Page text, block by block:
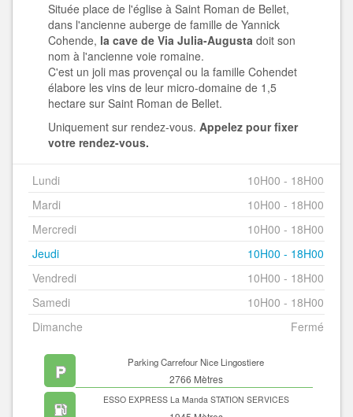
Située place de l'église à Saint Roman de Bellet,
dans l'ancienne auberge de famille de Yannick
Cohende, la cave de Via Julia-Augusta doit son
nom à l'ancienne voie romaine.
C'est un joli mas provençal ou la famille Cohendet
élabore les vins de leur micro-domaine de 1,5
hectare sur Saint Roman de Bellet.
Uniquement sur rendez-vous. Appelez pour fixer
votre rendez-vous.
Lundi
10H00 - 18H00
Mardi
10H00 - 18H00
Mercredi
10H00 - 18H00
Jeudi
10H00 - 18H00
Vendredi
10H00 - 18H00
Samedi
10H00 - 18H00
Dimanche
Fermé
Parking Carrefour Nice Lingostiere
2766 Mètres
ESSO EXPRESS La Manda STATION SERVICES